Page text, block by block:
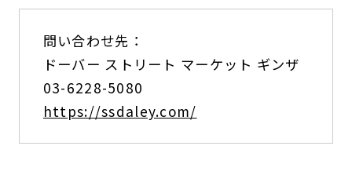
問い合わせ先：
ドーバー ストリート マーケット ギンザ
03-6228-5080
https://ssdaley.com/